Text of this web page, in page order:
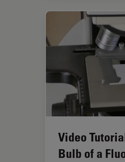
Video
Bulb of a